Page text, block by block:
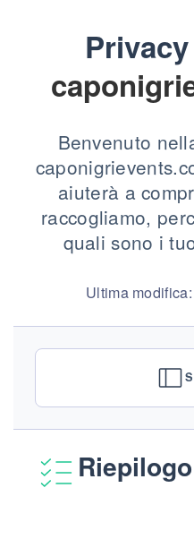
Benvenuto
aiuterà a
raccogliamo,
quali sono i
Ultima
Riepilogo